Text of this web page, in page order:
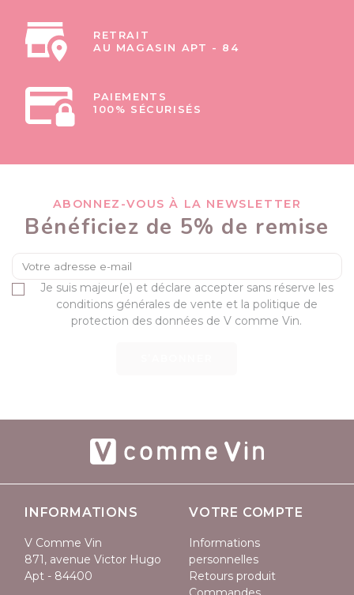
RETRAIT
AU MAGASIN APT - 84
PAIEMENTS
100% SÉCURISÉS
ABONNEZ-VOUS À LA NEWSLETTER
Bénéficiez de 5% de remise
Je suis majeur(e) et déclare accepter sans réserve les
conditions générales de vente et la politique de
protection des données de V comme Vin.
INFORMATIONS
V Comme Vin
871, avenue Victor Hugo
Apt - 84400
VOTRE COMPTE
Informations
personnelles
Retours produit